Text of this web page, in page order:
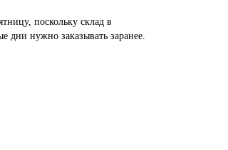
поскольку склад в
дни нужно заказывать заранее.